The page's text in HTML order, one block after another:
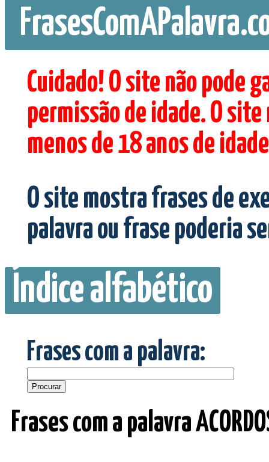
Cuidado! O site não pode
permissão de idade. O
menos de 18 anos de
O site mostra frases de
palavra ou frase poderia
Índice alfabético
Frases com a palavra:
Frases com a palavra